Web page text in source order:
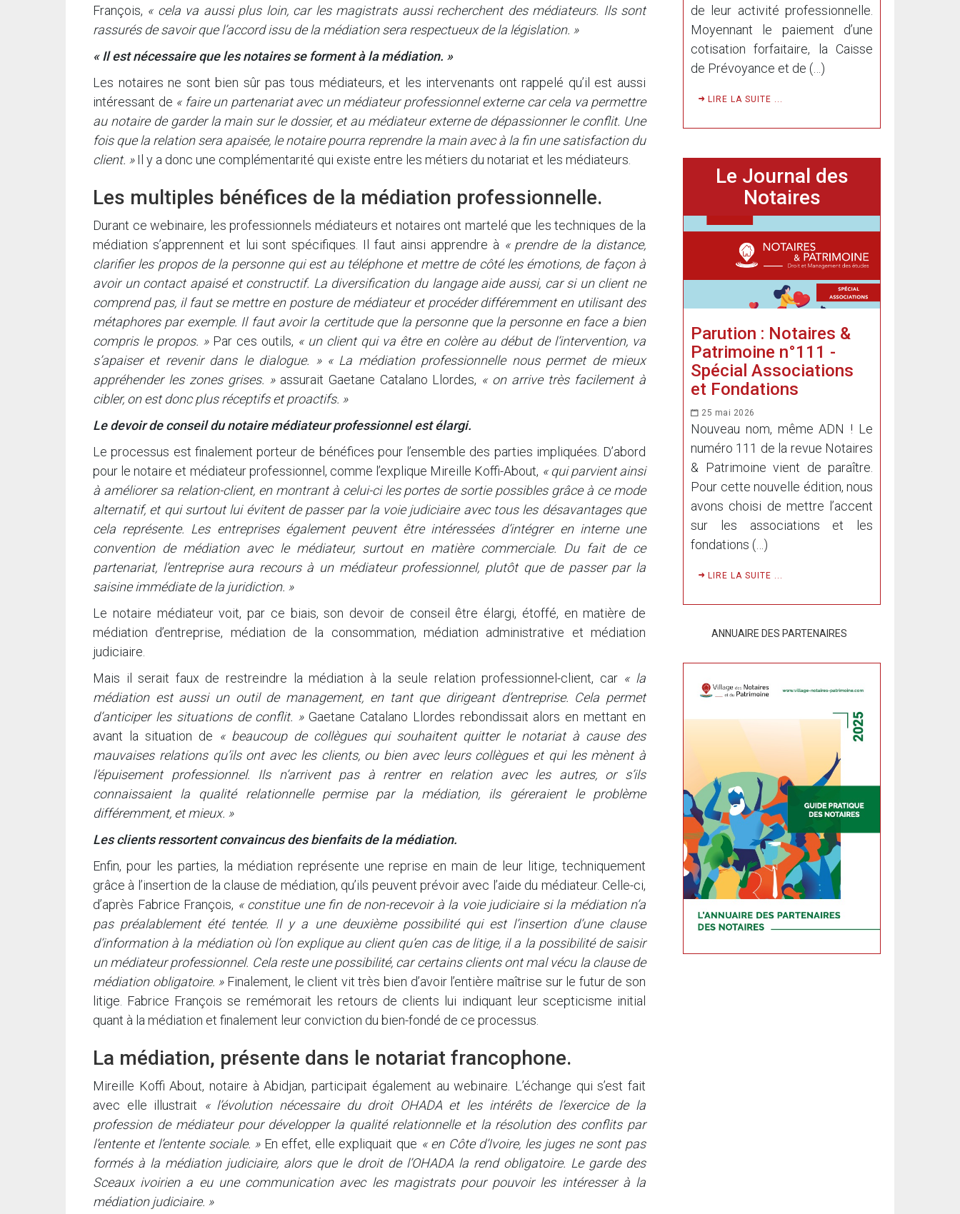
François, « cela va aussi plus loin, car les magistrats aussi recherchent des médiateurs. Ils sont
rassurés de savoir que l’accord issu de la médiation sera respectueux de la législation. »
« Il est nécessaire que les notaires se forment à la médiation. »
Les notaires ne sont bien sûr pas tous médiateurs, et les intervenants ont rappelé qu’il est aussi
intéressant de « faire un partenariat avec un médiateur professionnel externe car cela va permettre
au notaire de garder la main sur le dossier, et au médiateur externe de dépassionner le conflit. Une
fois que la relation sera apaisée, le notaire pourra reprendre la main avec à la fin une satisfaction du
client. »Il y a donc une complémentarité qui existe entre les métiers du notariat et les médiateurs.
Les multiples bénéfices de la médiation professionnelle.
Durant ce webinaire, les professionnels médiateurs et notaires ont martelé que les techniques de la
médiation s’apprennent et lui sont spécifiques. Il faut ainsi apprendre à « prendre de la distance,
clarifier les propos de la personne qui est au téléphone et mettre de côté les émotions, de façon à
avoir un contact apaisé et constructif. La diversification du langage aide aussi, car si un client ne
comprend pas, il faut se mettre en posture de médiateur et procéder différemment en utilisant des
métaphores par exemple. Il faut avoir la certitude que la personne que la personne en face a bien
compris le propos. »Par ces outils, « un client qui va être en colère au début de l’intervention, va
s’apaiser et revenir dans le dialogue. » « La médiation professionnelle nous permet de mieux
appréhender les zones grises. »assurait Gaetane Catalano Llordes, « on arrive très facilement à
cibler, on est donc plus réceptifs et proactifs. »
Le devoir de conseil du notaire médiateur professionnel est élargi.
Le processus est finalement porteur de bénéfices pour l’ensemble des parties impliquées. D’abord
pour le notaire et médiateur professionnel, comme l’explique Mireille Koffi-About, « qui parvient ainsi
à améliorer sa relation-client, en montrant à celui-ci les portes de sortie possibles grâce à ce mode
alternatif, et qui surtout lui évitent de passer par la voie judiciaire avec tous les désavantages que
cela représente. Les entreprises également peuvent être intéressées d’intégrer en interne une
convention de médiation avec le médiateur, surtout en matière commerciale. Du fait de ce
partenariat, l’entreprise aura recours à un médiateur professionnel, plutôt que de passer par la
saisine immédiate de la juridiction. »
Le notaire médiateur voit, par ce biais, son devoir de conseil être élargi, étoffé, en matière de
médiation d’entreprise, médiation de la consommation, médiation administrative et médiation
judiciaire.
Mais il serait faux de restreindre la médiation à la seule relation professionnel-client, car « la
médiation est aussi un outil de management, en tant que dirigeant d’entreprise. Cela permet
d’anticiper les situations de conflit. »Gaetane Catalano Llordes rebondissait alors en mettant en
avant la situation de « beaucoup de collègues qui souhaitent quitter le notariat à cause des
mauvaises relations qu’ils ont avec les clients, ou bien avec leurs collègues et qui les mènent à
l’épuisement professionnel. Ils n’arrivent pas à rentrer en relation avec les autres, or s’ils
connaissaient la qualité relationnelle permise par la médiation, ils géreraient le problème
différemment, et mieux. »
Les clients ressortent convaincus des bienfaits de la médiation.
Enfin, pour les parties, la médiation représente une reprise en main de leur litige, techniquement
grâce à l’insertion de la clause de médiation, qu’ils peuvent prévoir avec l’aide du médiateur. Celle-ci,
d’après Fabrice François, « constitue une fin de non-recevoir à la voie judiciaire si la médiation n’a
pas préalablement été tentée. Il y a une deuxième possibilité qui est l’insertion d’une clause
d’information à la médiation où l’on explique au client qu’en cas de litige, il a la possibilité de saisir
un médiateur professionnel. Cela reste une possibilité, car certains clients ont mal vécu la clause de
médiation obligatoire. »Finalement, le client vit très bien d’avoir l’entière maîtrise sur le futur de son
litige. Fabrice François se remémorait les retours de clients lui indiquant leur scepticisme initial
quant à la médiation et finalement leur conviction du bien-fondé de ce processus.
La médiation, présente dans le notariat francophone.
Mireille Koffi About, notaire à Abidjan, participait également au webinaire. L’échange qui s’est fait
avec elle illustrait
« l’évolution nécessaire du droit OHADA et les intérêts de l’exercice de la
profession de médiateur pour développer la qualité relationnelle et la résolution des conflits par
l’entente et l’entente sociale. »En effet, elle expliquait que « en Côte d’Ivoire, les juges ne sont pas
formés à la médiation judiciaire, alors que le droit de l’OHADA la rend obligatoire. Le garde des
Sceaux ivoirien a eu une communication avec les magistrats pour pouvoir les intéresser à la
médiation judiciaire. »
de leur activité professionnelle.
Moyennant le paiement d’une
cotisation forfaitaire, la Caisse
de Prévoyance et de (…)
LIRE LA SUITE ...
Le Journal des
Notaires
Parution : Notaires &
Patrimoine n°111 -
Spécial Associations
et Fondations
25 mai 2026
Nouveau nom, même ADN ! Le
numéro 111 de la revue Notaires
& Patrimoine vient de paraître.
Pour cette nouvelle édition, nous
avons choisi de mettre l’accent
sur les associations et les
fondations (…)
LIRE LA SUITE ...
ANNUAIRE DES PARTENAIRES